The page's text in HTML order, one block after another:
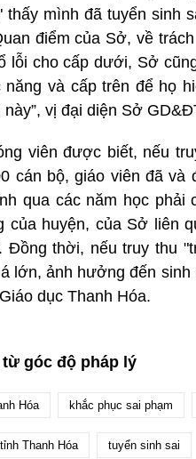
mình đã tuyển sinh
điểm của Sở, về
lỗi cho cấp dưới, Sở
và cấp trên để họ
vị đại diện Sở
viên được biết, nếu
cán bộ, giáo viên đã
qua các năm học
của huyện, của Sở liên
Đồng thời, nếu truy thu
lớn, ảnh hưởng đến
dục Thanh Hóa.
góc độ pháp lý
Hóa khắc phục sai phạm
Thanh Hóa tuyển sinh sai